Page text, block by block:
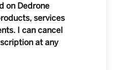
on Dedrone
services
I can cancel
at any